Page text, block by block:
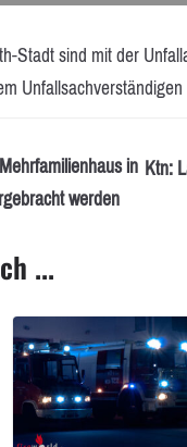
Stadt sind mit der
in
werden
Ktn:
...